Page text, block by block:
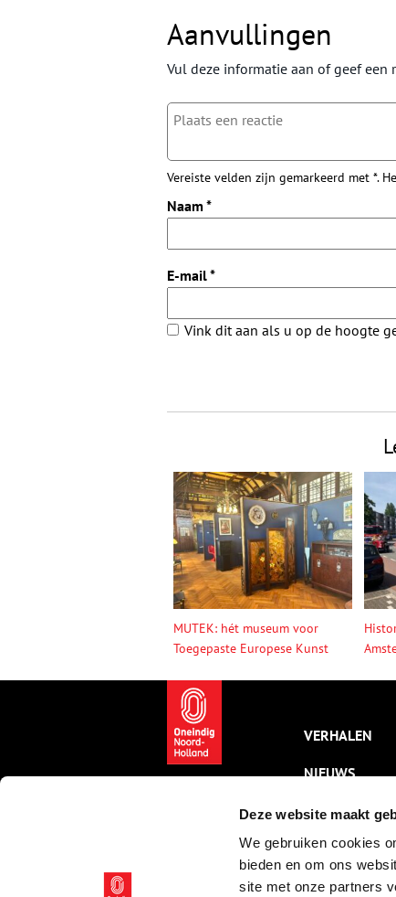
Deze website maakt
We gebruiken cookies
bieden en om ons
site met onze partners
Aanvullingen
Vul deze informatie aan of geef een
Vereiste velden zijn gemarkeerd met *.
Naam *
E-mail*
Vink dit aan als u op de hoogte
MUTEK: hét museum voor
Toegepaste Europese Kunst
VERHALEN
NIEUWS
KALENDER
THEMA’S
ACTIVITEITEN